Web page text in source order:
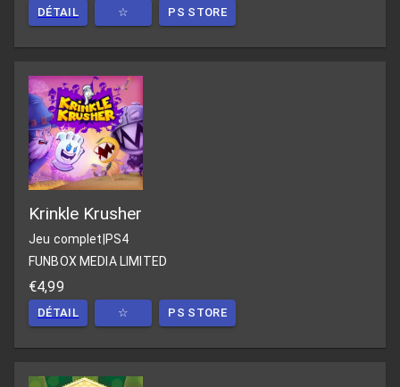
DÉTAIL ☆ PS STORE
Krinkle Krusher
Jeu complet PS4
FUNBOX MEDIA LIMITED
€4,99
DÉTAIL ☆ PS STORE